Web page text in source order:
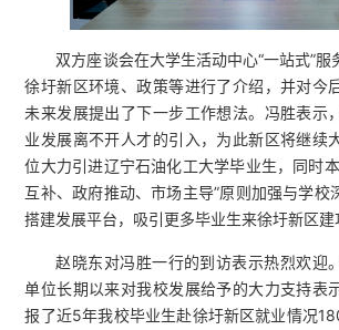
双方座谈会在大学生活动中心“一站式”
徐圩新区环境、政策等进行了介绍，并对今
未来发展提出了下一步工作想法。冯胜表示
业发展离不开人才的引入，为此新区将继续
位大力引进辽宁石油化工大学毕业生，同时
互补、政府推动、市场主导”原则加强与学校
搭建发展平台，吸引更多毕业生来徐圩新区建
赵晓东对冯胜一行的到访表示热烈欢迎
单位长期以来对我校发展给予的大力支持表
报了近5年我校毕业生赴徐圩新区就业情况